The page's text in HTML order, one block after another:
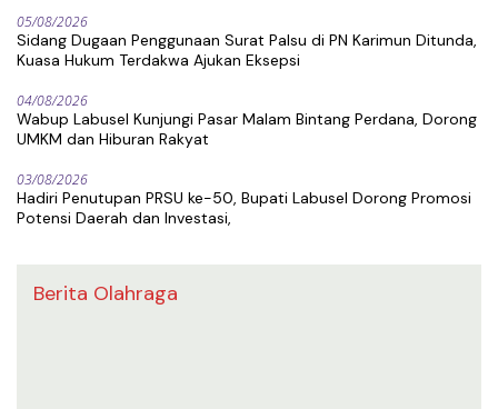
05/08/2026
Sidang Dugaan Penggunaan Surat Palsu di PN Karimun Ditunda,
Kuasa Hukum Terdakwa Ajukan Eksepsi
04/08/2026
Wabup Labusel Kunjungi Pasar Malam Bintang Perdana, Dorong
UMKM dan Hiburan Rakyat
03/08/2026
Hadiri Penutupan PRSU ke-50, Bupati Labusel Dorong Promosi
Potensi Daerah dan Investasi,
Berita Olahraga